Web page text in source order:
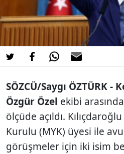
SÖZCÜ/Saygı ÖZTÜRK -
Özgür Özel ekibi
ölçüde açıldı.
Kurulu (MYK) üyesi ile
görüşmeler için iki isim